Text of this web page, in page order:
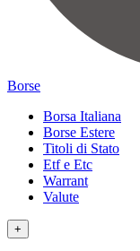
Borse
Borsa Italiana
Borse Estere
Titoli di Stato
Etf e Etc
Warrant
Valute
+